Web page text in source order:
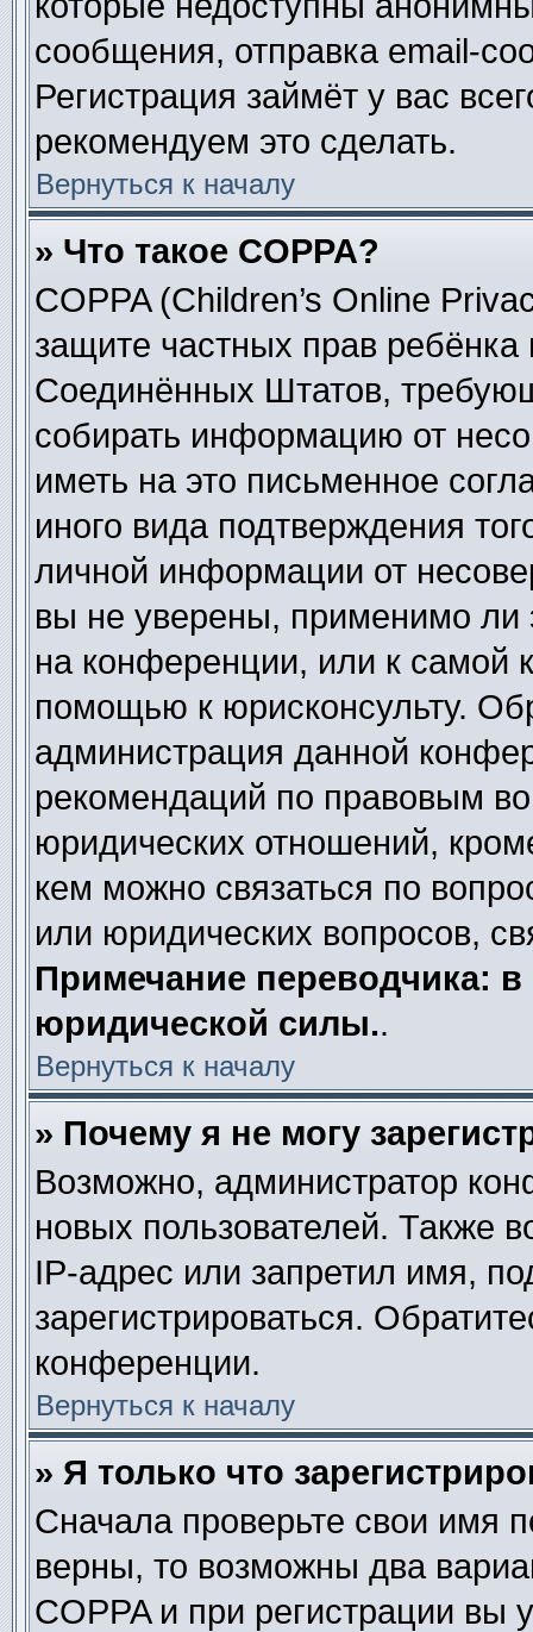
сообщения, отправка email-
Регистрация займёт у вас
рекомендуем это сделать.
Вернуться к началу
» Что такое COPPA?
COPPA (Children’s Online
защите частных прав ребёнка
Соединённых Штатов,
собирать информацию от
иметь на это письменное
иного вида подтверждения
личной информации от
вы не уверены, применимо ли
на конференции, или к самой
помощью к юрисконсульту.
администрация данной
рекомендаций по правовым
юридических отношений,
кем можно связаться по
или юридических вопросов,
Примечание переводчика:
юридической силы..
Вернуться к началу
» Почему я не могу
Возможно, администратор
новых пользователей. Также
IP-адрес или запретил имя,
зарегистрироваться.
конференции.
Вернуться к началу
» Я только что
Сначала проверьте свои имя
верны, то возможны два
COPPA и при регистрации вы